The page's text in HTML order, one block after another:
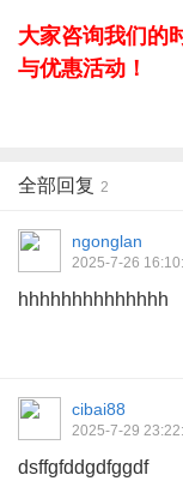
大家咨询我们的
与优惠活动！
全部回复 2
ngonglan
2025-7-26
hhhhhhhhhhhhhh
cibai88
2025-7-29
dsffgfddgdfggdf